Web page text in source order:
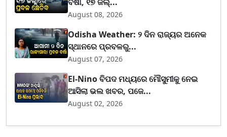
August 08, 2026
Odisha Weather: ୨ ଦିନ ରାଜ୍ୟର ଅନେକ
ସ୍ଥାନରେ ପ୍ରବଳରୁ...
August 07, 2026
El-Nino ବିପଦ ମଧ୍ୟରେ ମୌସୁମୀକୁ ନେଇ
ଆସିଲା ଭଲ ଖବର, ପଜେ...
August 02, 2026